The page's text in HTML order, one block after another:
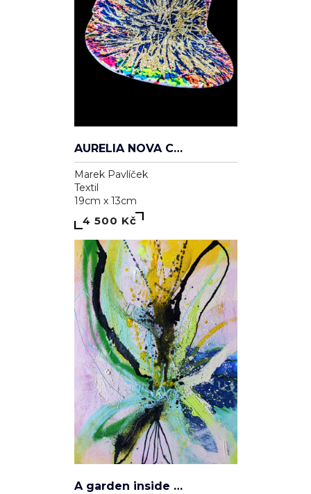
AURELIA NOVA CAP
Marek Pavlíček
Textil
19cm x 13cm
4 500 Kč
A garden inside me